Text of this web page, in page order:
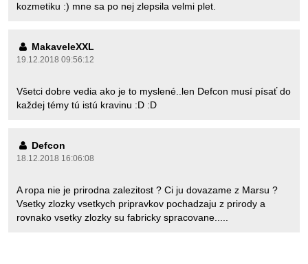
kozmetiku :) mne sa po nej zlepsila velmi plet.
MakaveleXXL
19.12.2018 09:56:12
Všetci dobre vedia ako je to myslené..len Defcon musí písať do
každej témy tú istú kravinu :D :D
Defcon
18.12.2018 16:06:08
A ropa nie je prirodna zalezitost ? Ci ju dovazame z Marsu ?
Vsetky zlozky vsetkych pripravkov pochadzaju z prirody a
rovnako vsetky zlozky su fabricky spracovane.....